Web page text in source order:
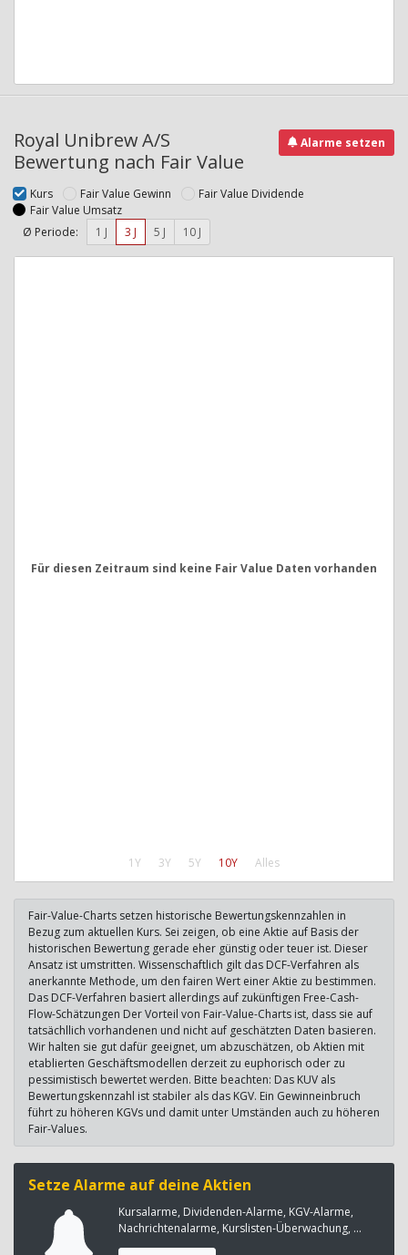
Royal Unibrew A/S
Bewertung nach Fair Value
Alarme setzen
Kurs Fair Value Gewinn
Fair Value Dividende
Fair Value Umsatz
Ø Periode:
1 J 3 J 5 J 10 J
1Y 3Y 5Y 10Y Alles
Für diesen Zeitraum sind keine Fair Value Daten vorhanden
Fair-Value-Charts setzen historische Bewertungskennzahlen in
Bezug zum aktuellen Kurs. Sei zeigen, ob eine Aktie auf Basis der
historischen Bewertung gerade eher günstig oder teuer ist. Dieser
Ansatz ist umstritten. Wissenschaftlich gilt das DCF-Verfahren als
anerkannte Methode, um den fairen Wert einer Aktie zu bestimmen.
Das DCF-Verfahren basiert allerdings auf zukünftigen Free-Cash-
Flow-Schätzungen Der Vorteil von Fair-Value-Charts ist, dass sie auf
tatsächllich vorhandenen und nicht auf geschätzten Daten basieren.
Wir halten sie gut dafür geeignet, um abzuschätzen, ob Aktien mit
etablierten Geschäftsmodellen derzeit zu euphorisch oder zu
pessimistisch bewertet werden. Bitte beachten: Das KUV als
Bewertungskennzahl ist stabiler als das KGV. Ein Gewinneinbruch
führt zu höheren KGVs und damit unter Umständen auch zu höheren
Fair-Values.
Setze Alarme auf deine Aktien
Kursalarme, Dividenden-Alarme, KGV-Alarme,
Nachrichtenalarme, Kurslisten-Überwachung, ...